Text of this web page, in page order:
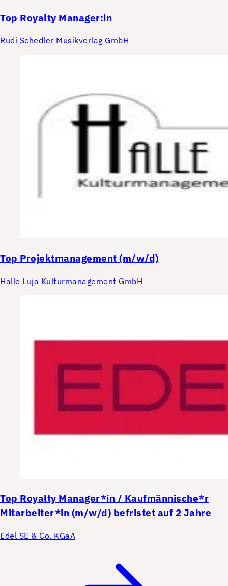
Top Royalty Manager:in
Rudi Schedler Musikverlag GmbH
Top Projektmanagement (m/w/d)
Halle Luja Kulturmanagement GmbH
Top Royalty Manager*in / Kaufmännische*r
Mitarbeiter*in (m/w/d) befristet auf 2 Jahre
Edel SE & Co. KGaA